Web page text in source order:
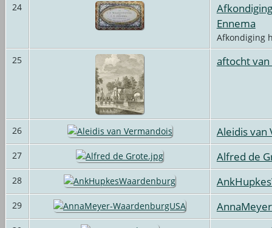
24
Ennema
Afkondiging
25
aftocht
26 Aleidis van
27 Alfred de
28
29